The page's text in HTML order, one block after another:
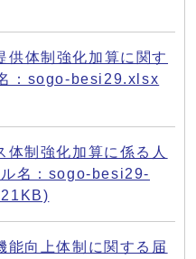
体制強化加算に関す
：sogo-besi29.xlsx
制強化加算に係る人
名：sogo-besi29-
向上体制に関する届